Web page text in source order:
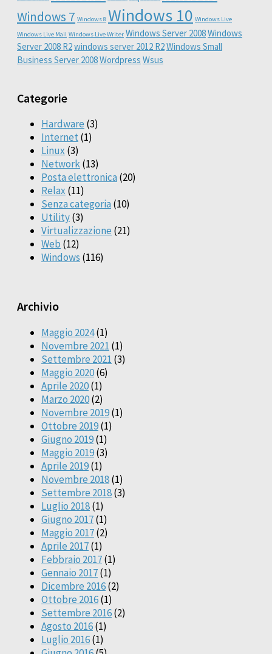
Windows 7 Windows 8 Windows 10 Windows Live
Windows Live Mail Windows Live Writer Windows Server 2008Windows
Server 2008 R2windows server 2012 R2Windows Small
Business Server 2008Wordpress Wsus
Categorie
Hardware (3)
Internet (1)
Linux (3)
Network(13)
Posta elettronica (20)
Relax (11)
Senza categoria (10)
Utility(3)
Virtualizzazione (21)
Web (12)
Windows (116)
Archivio
Maggio 2024(1)
Novembre 2021 (1)
Settembre 2021 (3)
Maggio 2020(6)
Aprile 2020(1)
Marzo 2020(2)
Novembre 2019(1)
Ottobre 2019(1)
Giugno 2019(1)
Maggio 2019(3)
Aprile 2019(1)
Novembre 2018(1)
Settembre 2018(3)
Luglio 2018(1)
Giugno 2017(1)
Maggio 2017(2)
Aprile 2017(1)
Febbraio 2017(1)
Gennaio 2017(1)
Dicembre 2016(2)
Ottobre 2016(1)
Settembre 2016(2)
Agosto 2016(1)
Luglio 2016(1)